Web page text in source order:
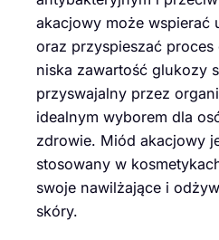
akacjowy może wspierać
oraz przyspieszać
niska zawartość glukozy
przyswajalny przez
idealnym wyborem dla
zdrowie. Miód akacjowy
stosowany w
swoje nawilżające i
skóry.